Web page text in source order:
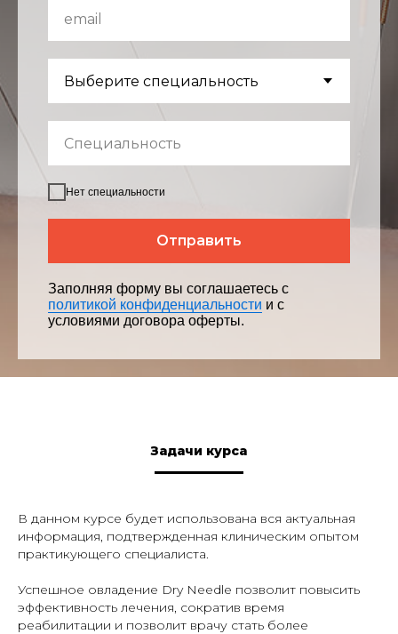
Нет специальности
Отправить
Заполняя форму вы соглашаетесь с
политикой конфиденциальности и с
условиями договора оферты.
Задачи курса
В данном курсе будет использована вся актуальная
информация, подтвержденная клиническим опытом
практикующего специалиста.
Успешное овладение Dry Needle позволит повысить
эффективность лечения, сократив время
реабилитации и позволит врачу стать более